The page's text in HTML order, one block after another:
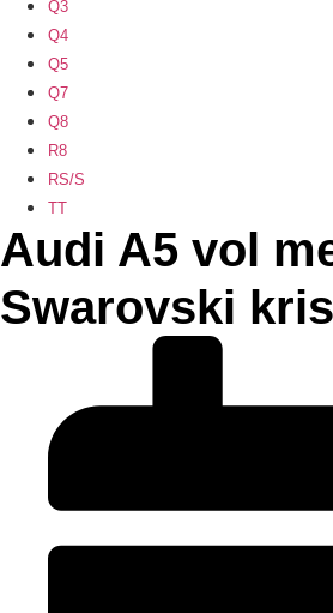
Q3
Q4
Q5
Q7
Q8
R8
RS/S
TT
Audi A5 vol
Swarovski